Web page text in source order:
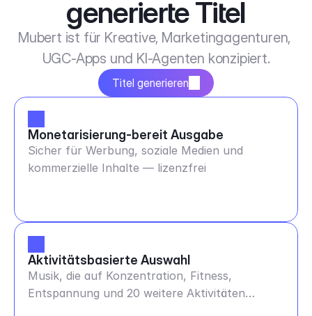
generierte Titel
Mubert ist für Kreative, Marketingagenturen,
UGC-Apps und KI-Agenten konzipiert.
Titel generieren
Monetarisierung-bereit Ausgabe
Sicher für Werbung, soziale Medien und
kommerzielle Inhalte — lizenzfrei
Aktivitätsbasierte Auswahl
Musik, die auf Konzentration, Fitness,
Entspannung und 20 weitere Aktivitäten